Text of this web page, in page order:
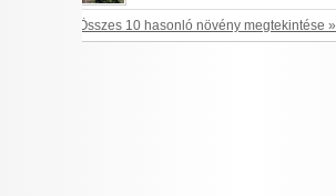
Összes 10 hasonló növény megtekintése »